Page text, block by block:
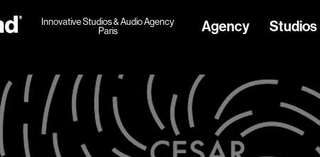
Innovative Studios & Audio Agency
Paris
Agency Studios